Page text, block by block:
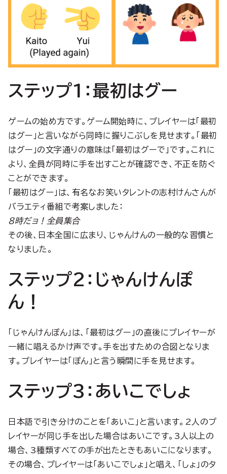
ステップ1：最初はグー
ゲームの始め方です。ゲーム開始時に、プレイヤーは「最初
はグー」と言いながら同時に握りこぶしを見せます。「最初
はグー」の文字通りの意味は「最初はグーで」です。これに
より、全員が同時に手を出すことが確認でき、不正を防ぐ
ことができます。
「最初はグー」は、有名なお笑いタレントの志村けんさんが
バラエティ番組で考案しました：
8時だョ！全員集合
その後、日本全国に広まり、じゃんけんの一般的な習慣と
なりました。
ステップ2：じゃんけんぽ
ん！
「じゃんけんぽん」は、「最初はグー」の直後にプレイヤーが
一緒に唱えるかけ声です。手を出すための合図となりま
す。プレイヤーは「ぽん」と言う瞬間に手を見せます。
ステップ3：あいこでしょ
日本語で引き分けのことを「あいこ」と言います。2人のプ
レイヤーが同じ手を出した場合はあいこです。3人以上の
場合、3種類すべての手が出たときもあいこになります。
その場合、プレイヤーは「あいこでしょ」と唱え、「しょ」のタ